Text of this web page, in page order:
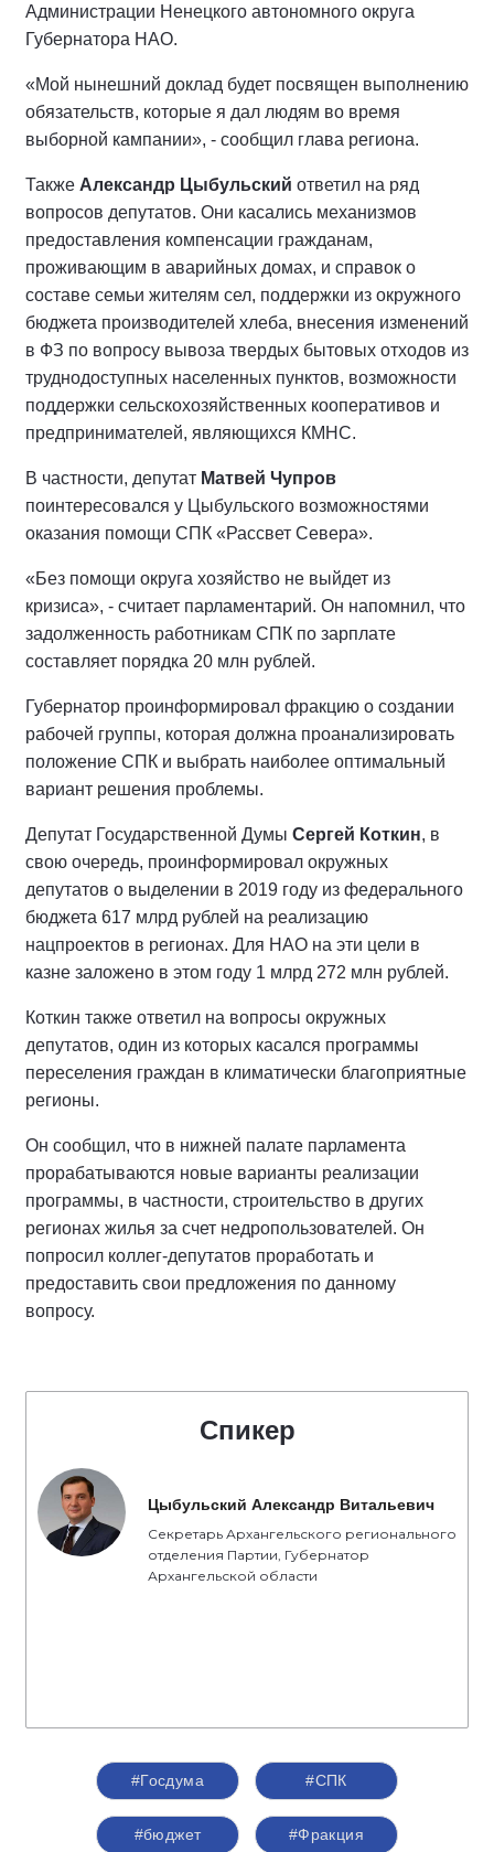
Администрации Ненецкого автономного округа
Губернатора НАО.
«Мой нынешний доклад будет посвящен выполнению
обязательств, которые я дал людям во время
выборной кампании», - сообщил глава региона.
Также Александр Цыбульский ответил на ряд
вопросов депутатов. Они касались механизмов
предоставления компенсации гражданам,
проживающим в аварийных домах, и справок о
составе семьи жителям сел, поддержки из окружного
бюджета производителей хлеба, внесения изменений
в ФЗ по вопросу вывоза твердых бытовых отходов из
труднодоступных населенных пунктов, возможности
поддержки сельскохозяйственных кооперативов и
предпринимателей, являющихся КМНС.
В частности, депутат Матвей Чупров
поинтересовался у Цыбульского возможностями
оказания помощи СПК «Рассвет Севера».
«Без помощи округа хозяйство не выйдет из
кризиса», - считает парламентарий. Он напомнил, что
задолженность работникам СПК по зарплате
составляет порядка 20 млн рублей.
Губернатор проинформировал фракцию о создании
рабочей группы, которая должна проанализировать
положение СПК и выбрать наиболее оптимальный
вариант решения проблемы.
Депутат Государственной Думы Сергей Коткин, в
свою очередь, проинформировал окружных
депутатов о выделении в 2019 году из федерального
бюджета 617 млрд рублей на реализацию
нацпроектов в регионах. Для НАО на эти цели в
казне заложено в этом году 1 млрд 272 млн рублей.
Коткин также ответил на вопросы окружных
депутатов, один из которых касался программы
переселения граждан в климатически благоприятные
регионы.
Он сообщил, что в нижней палате парламента
прорабатываются новые варианты реализации
программы, в частности, строительство в других
регионах жилья за счет недропользователей. Он
попросил коллег-депутатов проработать и
предоставить свои предложения по данному
вопросу.
Спикер
Цыбульский Александр Витальевич
Секретарь Архангельского регионального
отделения Партии, Губернатор
Архангельской области
#Госдума #СПК
#бюджет #Фракция